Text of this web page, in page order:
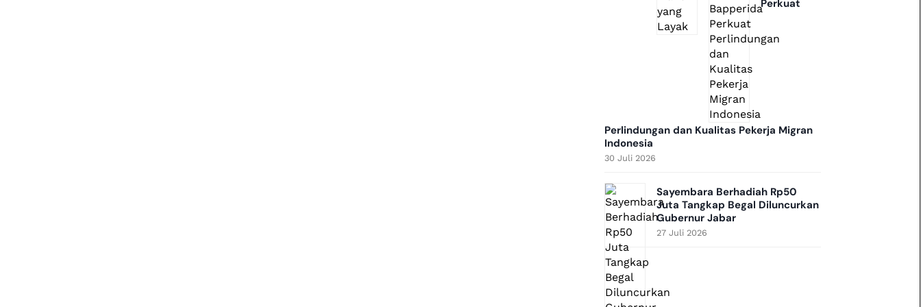
Perkuat
Perlindungan dan Kualitas Pekerja Migran
Indonesia
30 Juli 2026
Sayembara Berhadiah Rp50
Juta Tangkap Begal Diluncurkan
Gubernur Jabar
27 Juli 2026